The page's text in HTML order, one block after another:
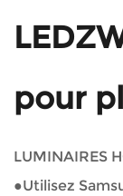
pour
LUMINAIRES
●Utilisez